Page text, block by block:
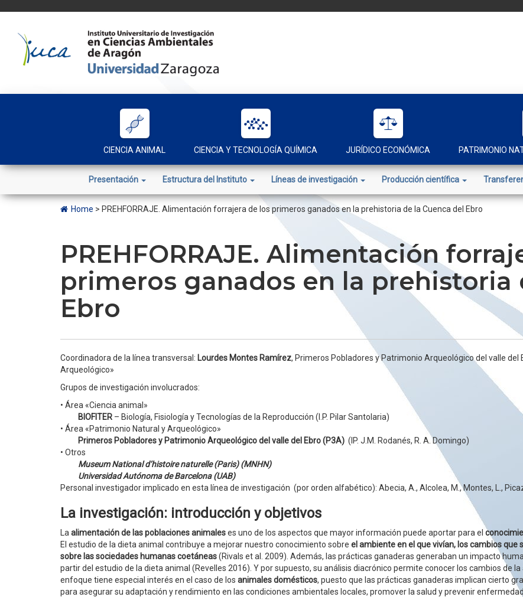
content
CIENCIA ANIMAL CIENCIA Y TECNOLOGÍA QUÍMICA JURÍDICO ECONÓMICA PATRIMONIO
Presentación Estructura del Instituto Líneas de investigación Producción científica
Home > PREHFORRAJE. Alimentación forrajera de los primeros ganados en la prehistoria de la Cuenca del Ebro
PREHFORRAJE. Alimentación
primeros ganados en la prehistoria
Ebro
Coordinadora de la línea transversal: Lourdes Montes Ramírez, Primeros Pobladores y Patrimonio Arqueológico del valle
Arqueológico»
Grupos de investigación involucrados:
• Área «Ciencia animal»
BIOFITER – Biología, Fisiología y Tecnologías de la Reproducción (I.P. Pilar Santolaria)
• Área «Patrimonio Natural y Arqueológico»
Primeros Pobladores y Patrimonio Arqueológico del valle del Ebro (P3A) (IP. J.M. Rodanés, R. A. Domingo)
• Otros
Museum National d’histoire naturelle (Paris) (MNHN)
Universidad Autónoma de Barcelona (UAB)
Personal investigador implicado en esta línea de investigación (por orden alfabético): Abecia, A., Alcolea, M., Montes, L.,
La investigación: introducción y objetivos
La alimentación de las poblaciones animaleses uno de los aspectos que mayor información puede aportar para el
El estudio de la dieta animal contribuye a mejorar nuestro conocimiento sobre el ambiente en el que vivían, los cambios
sobre las sociedades humanas coetáneas(Rivals et al. 2009). Además, las prácticas ganaderas generaban un impacto
partir del estudio de la dieta animal (Revelles 2016). Y por supuesto, su análisis diacrónico permite conocer los cambios de
enfoque tiene especial interés en el caso de los animales domésticos, puesto que las prácticas ganaderas implican cierto
para asegurar su adaptación y rendimiento en las condiciones ambientales locales, promover la salud y prevenir